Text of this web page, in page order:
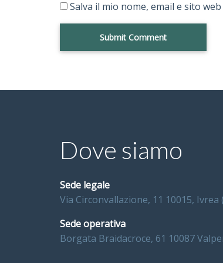
Salva il mio nome, email e sito
Dove siamo
Sede legale
Via Circonvallazione, 11 10015, Ivrea
Sede operativa
Borgata Braidacroce, 61 10087